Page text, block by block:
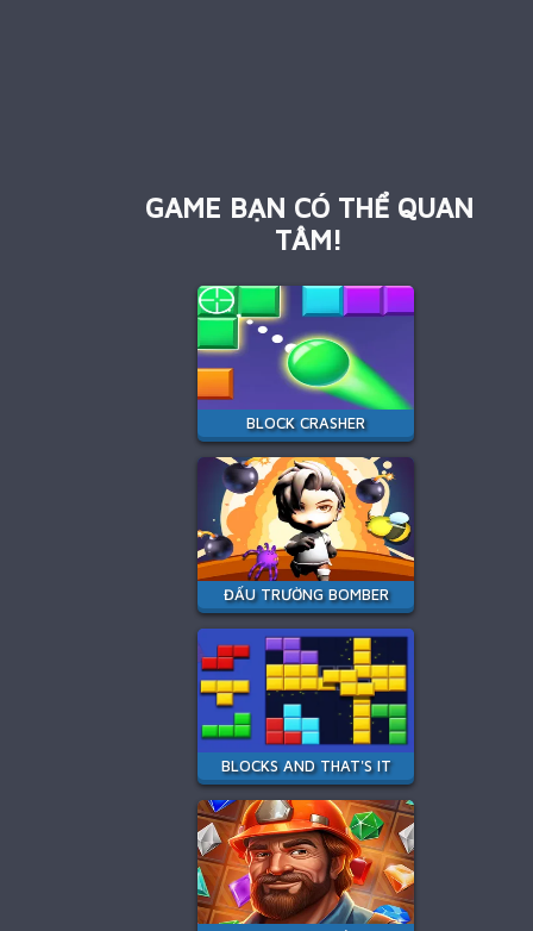
GAME BẠN CÓ THỂ QUAN
TÂM!
BLOCK CRASHER
ĐẤU TRƯỜNG BOMBER
BLOCKS AND THAT'S IT